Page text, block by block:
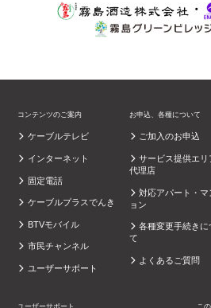
・
コンテンツのご案内
ケーブルテレビ
インターネット
固定電話
ケーブルプラスでんき
BTVモバイル
市民チャンネル
ユーザーサポート
お申込、各種について
ご加入のお申込
サービス提供エリ
代理店
対応アパート・マ
ョン
各種変更手続きに
て
よくあるご質問
ユーザーサポート こ